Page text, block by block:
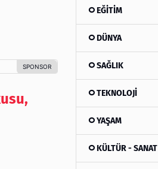
EĞİTİM
DÜNYA
SAĞLIK
TEKNOLOJİ
YAŞAM
KÜLTÜR - SANAT